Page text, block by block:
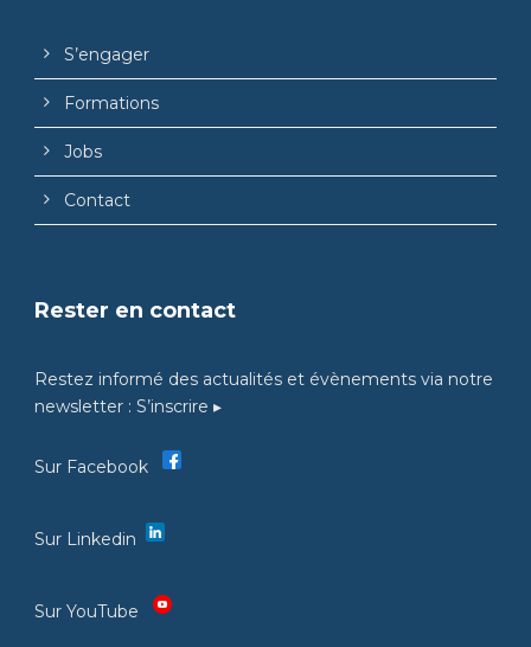
S’engager
Formations
Jobs
Contact
Rester en contact
Restez informé des actualités et évènements via notre
newsletter : S’inscrire ▸
Sur Facebook
Sur Linkedin
Sur YouTube